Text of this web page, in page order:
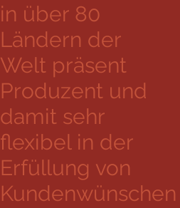
in über 80
Ländern der
Welt präsent
Produzent und
damit sehr
flexibel in der
Erfüllung von
Kundenwünschen